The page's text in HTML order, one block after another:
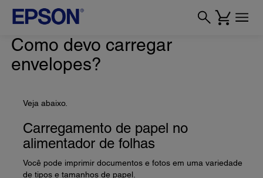
Como devo carregar
envelopes?
Veja abaixo.
Carregamento de papel no
alimentador de folhas
Você pode imprimir documentos e fotos em uma variedade
de tipos e tamanhos de papel.